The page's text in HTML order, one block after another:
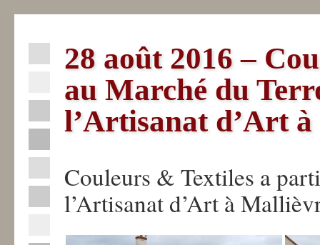
Actualités
Fabrique
Sèvre
Nantaise
28 août 2016 –
au Marché du
l’Artisanat d’Art
Couleurs & Textiles a
l’Artisanat d’Art à